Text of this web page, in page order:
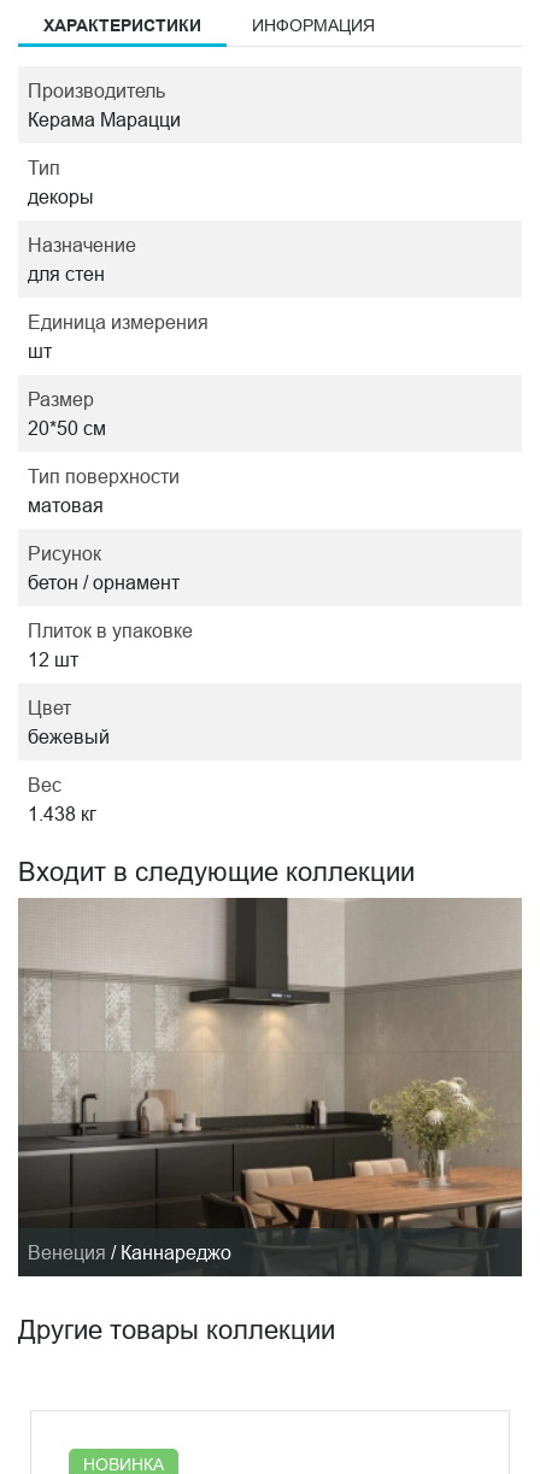
ХАРАКТЕРИСТИКИ ИНФОРМАЦИЯ
Производитель
Керама Марацци
Тип
декоры
Назначение
для стен
Единица измерения
шт
Размер
20*50 см
Тип поверхности
матовая
Рисунок
бетон / орнамент
Плиток в упаковке
12 шт
Цвет
бежевый
Вес
1.438 кг
Входит в следующие коллекции
Венеция / Каннареджо
Другие товары коллекции
НОВИНКА